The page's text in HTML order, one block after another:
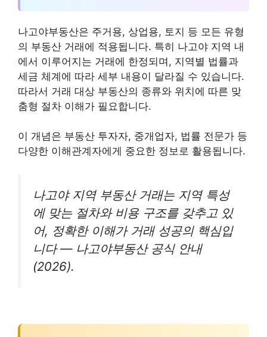
나고야부동산은 주거용, 상업용, 토지 등 모든 유형
의 부동산 거래에 적용됩니다. 특히 나고야 지역 내
에서 이루어지는 거래에 한정되며, 지역별 법률과
세금 체계에 따라 세부 내용이 달라질 수 있습니다.
따라서 거래 대상 부동산의 종류와 위치에 따른 맞
춤형 절차 이해가 필요합니다.
이 개념은 부동산 투자자, 중개업자, 법률 전문가 등
다양한 이해관계자에게 중요한 정보로 활용됩니다.
나고야 지역 부동산 거래는 지역 특성
에 맞는 절차와 비용 구조를 갖추고 있
어, 정확한 이해가 거래 성공의 핵심입
니다 — 나고야부동산 공식 안내
(2026).